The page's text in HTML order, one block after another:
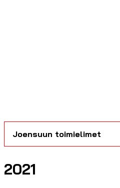
Joensuun toimielimet
2021